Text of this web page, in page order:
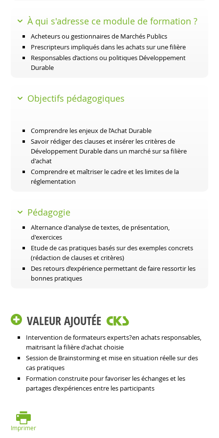
À qui s'adresse ce module de formation ?
Acheteurs ou gestionnaires de Marchés Publics
Prescripteurs impliqués dans les achats sur une filière
Responsables d’actions ou politiques Développement
Durable
Objectifs pédagogiques
Comprendre les enjeux de l’Achat Durable
Savoir rédiger des clauses et insérer les critères de
Développement Durable dans un marché sur sa filière
d'achat
Comprendre et maîtriser le cadre et les limites de la
réglementation
Pédagogie
Alternance d'analyse de textes, de présentation,
d'exercices
Etude de cas pratiques basés sur des exemples concrets
(rédaction de clauses et critères)
Des retours d’expérience permettant de faire ressortir les
bonnes pratiques
VALEUR AJOUTÉE
Intervention de formateurs experts?en achats responsables,
maitrisant la filière d'achat choisie
Session de Brainstorming et mise en situation réelle sur des
cas pratiques
Formation construite pour favoriser les échanges et les
partages d’expériences entre les participants
Imprimer